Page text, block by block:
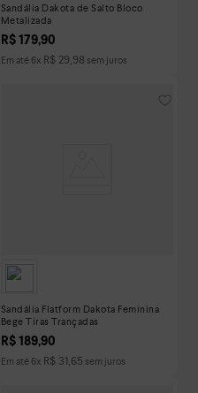
Sandália Dakota de Salto Bloco
Metalizada
R$ 179,90
Em até 6x R$ 29,98 sem juros
Sandália Flatform Dakota Feminina
Bege Tiras Trançadas
R$ 189,90
Em até 6x R$ 31,65 sem juros